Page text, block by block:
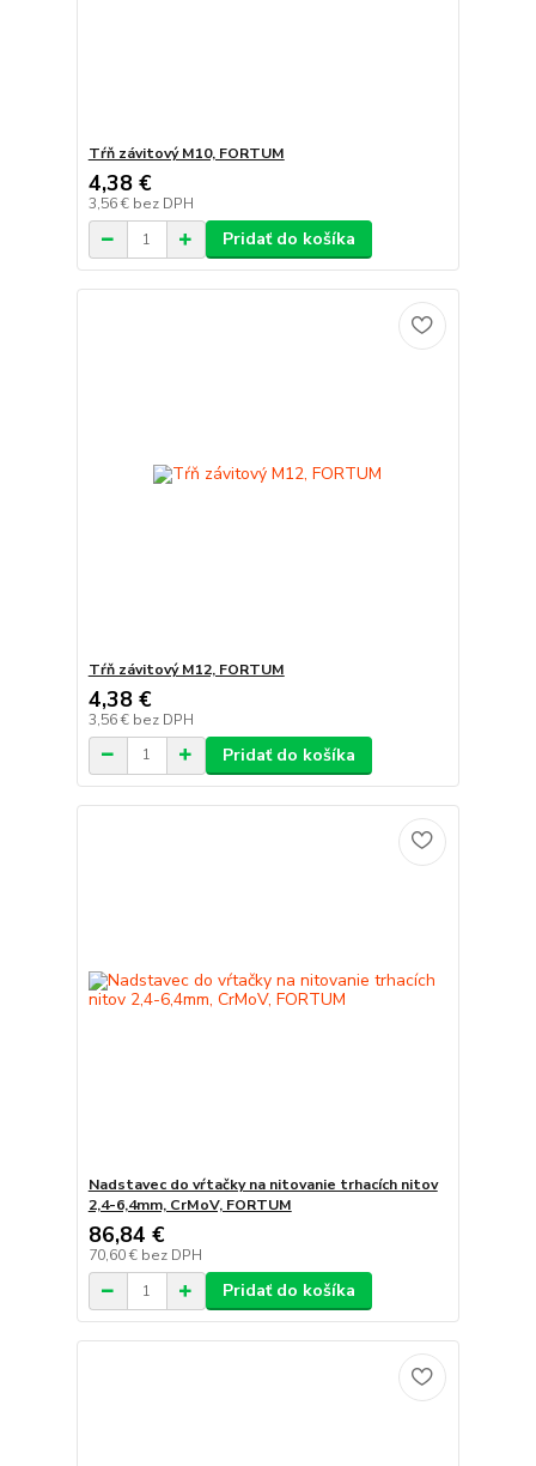
Tŕň závitový M10, FORTUM
4,38 €
3,56 € bez DPH
Pridať do košíka
Tŕň závitový M12, FORTUM
4,38 €
3,56 € bez DPH
Pridať do košíka
Nadstavec do vŕtačky na nitovanie trhacích nitov
2,4-6,4mm, CrMoV, FORTUM
86,84 €
70,60 € bez DPH
Pridať do košíka